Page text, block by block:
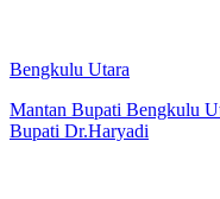
Bengkulu Utara
Mantan Bupati Bengkulu
Bupati Dr.Haryadi